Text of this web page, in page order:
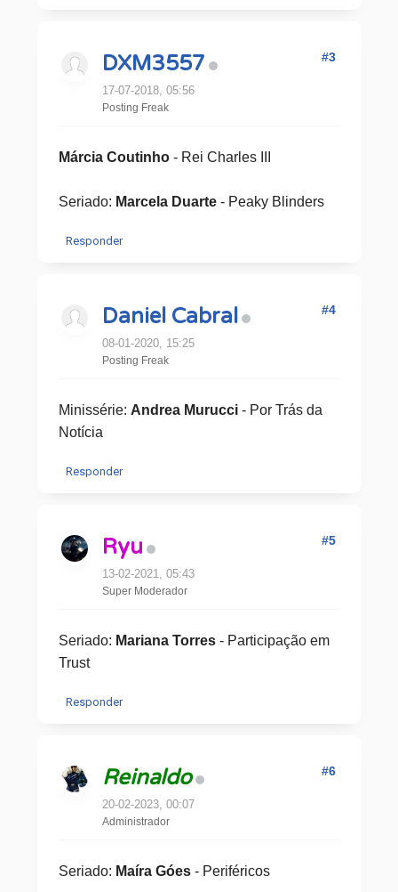
DXM3557
17-07-2018, 05:56
Posting Freak
#3
Márcia Coutinho- Rei Charles III
Seriado: Marcela Duarte- Peaky Blinders
Responder
Daniel Cabral
08-01-2020, 15:25
Posting Freak
#4
Minissérie: Andrea Murucci - Por Trás da
Notícia
Responder
Ryu
13-02-2021, 05:43
Super Moderador
#5
Seriado: Mariana Torres- Participação em
Trust
Responder
Reinaldo
20-02-2023, 00:07
Administrador
#6
Seriado: Maíra Góes- Periféricos